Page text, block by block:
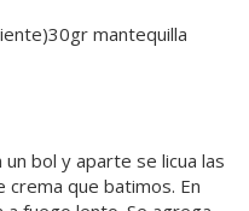
mantequilla
bol y aparte se licua las
que batimos. En